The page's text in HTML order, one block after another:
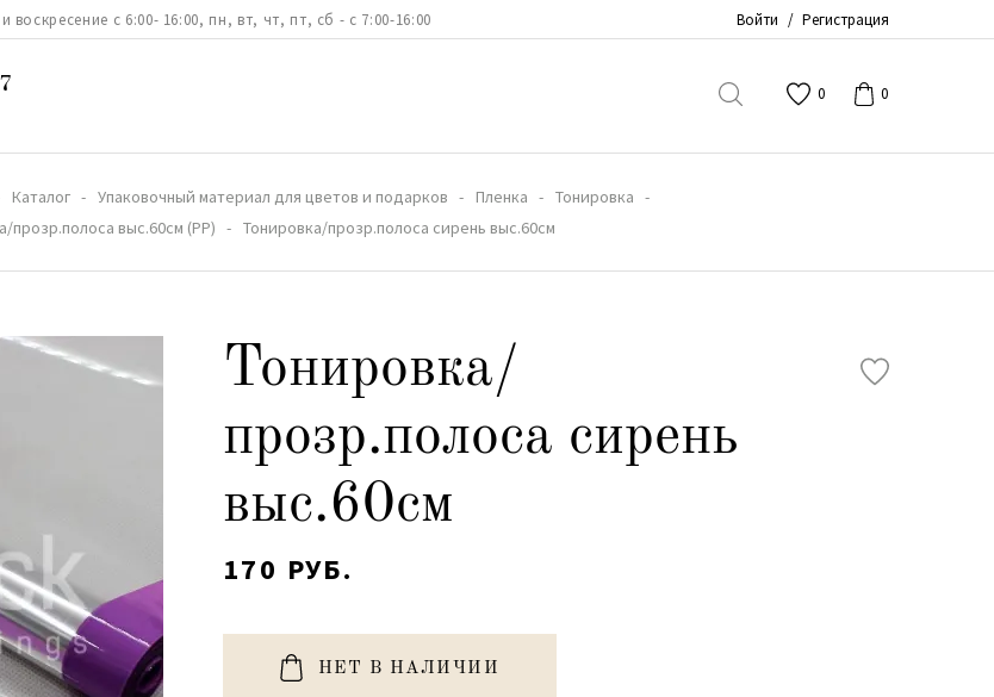
с 6:00- 16:00, пн, вт, чт, пт, сб - с 7:00-16:00 Войти / Регистрация
0 0
Каталог Упаковочный материал для цветов и подарков Пленка
Тонировка
прозр.полоса выс.60см (PP)
Тонировка/прозр.полоса сирень выс.60см
Тонировка/
прозр.полоса сирень
выс.60см
170 РУБ.
НЕТ В НАЛИЧИИ